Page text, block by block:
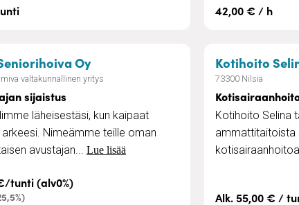
42,00 € / h
Oy– Omaishoitajan sijaistus
valtakunnallinen yritys
sijaistus
läheisestäsi, kun kaipaat
Nimeämme teille oman
avustajan... Lue lisää
tunti (alv0%)
Kotihoito
73300 Nilsiä
Kotihoito Selina
ammattitaitoista
Alk. 55,00 € /